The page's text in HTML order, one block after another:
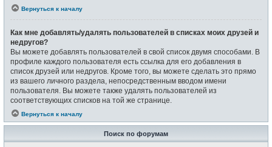
Вернуться к началу
Как мне добавлять/удалять пользователей в списках моих друзей и
недругов?
Вы можете добавлять пользователей в свой список двумя способами. В
профиле каждого пользователя есть ссылка для его добавления в
список друзей или недругов. Кроме того, вы можете сделать это прямо
из вашего личного раздела, непосредственным вводом имени
пользователя. Вы можете также удалять пользователей из
соответствующих списков на той же странице.
Вернуться к началу
Поиск по форумам